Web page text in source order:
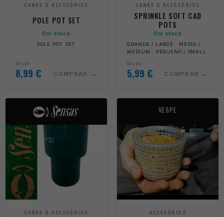
CANAS & ACESSÓRIOS
POLE POT SET
Em stock
POLE POT SET
Desde
8,99 € COMPRAR
CANAS & ACESSÓRIOS
SPRINKLE SOFT CAD
POTS
Em stock
GRANDE / LARGE · MÉDIO /
MEDIUM · PEQUENO / SMALL
Desde
5,99 € COMPRAR
CANAS & ACESSÓRIOS
VESPE
ACESSÓRIOS